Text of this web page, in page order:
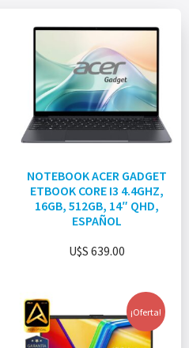
NOTEBOOK ACER GADGET
ETBOOK CORE I3 4.4GHZ,
16GB, 512GB, 14″ QHD,
ESPAÑOL
U$S 639.00
¡Oferta!